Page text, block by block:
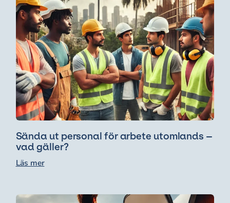
Sända ut personal för arbete utomlands –
vad gäller?
Läs mer